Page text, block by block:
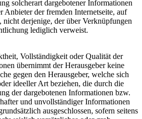
solcherart dargebotener Informationen
Anbieter der fremden Internetseite, auf
derjenige, der über Verknüpfungen
lediglich verweist.
Vollständigkeit oder Qualität der
übernimmt der Herausgeber keine
gegen den Herausgeber, welche sich
ideeller Art beziehen, die durch die
der dargebotenen Informationen bzw.
und unvollständiger Informationen
ausgeschlossen, sofern seitens